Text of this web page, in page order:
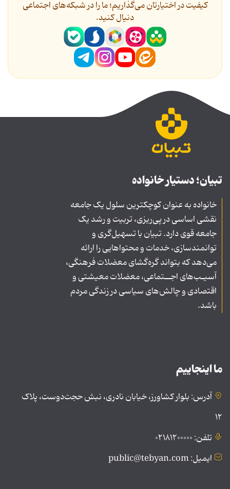
کیفیت در اختیارتان می‌گذاریم؛ ما را در شبکه‌های اجتماعی
دنیال کنید.
تبیان؛ دستیار خانواده
خانواده به عنوان کوچکترین سلول یک جامعه
نقشی اساسی در پی‌ریزی، تربیت و رشد یک
جامعه قوی دارد. تبیان با تسهیل‌گری و
توانمندسازی، خدمات و محتواهایی را ارائه
می‌دهد که بتواند گره‌گشای معضلات فرهنگی،
آسیـب‌های اجــتماعی، معضلات معیشتی و
اقتصادی و چالش‌های سیاسی در زندگی مردم
باشد.
ما اینجاییم
آدرس: بلوار کشاورز، خیابان نادری، نبش حجت‌دوست، پلاک
۱۲
تلفن: ۰۲۱۸۱۲۰۰۰۰۰
ایمیل: public@tebyan.com